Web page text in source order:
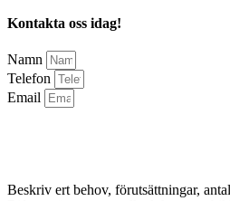
Kontakta oss idag!
Namn
Telefon
Email
Beskriv ert behov, förutsättningar,